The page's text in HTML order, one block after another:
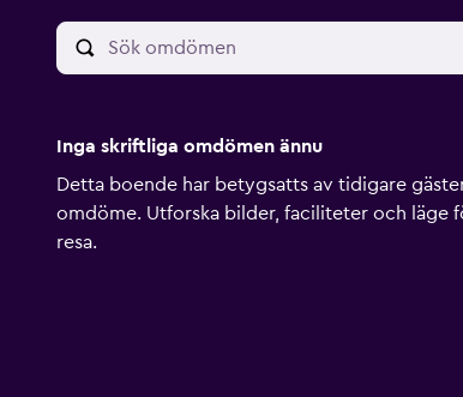
Inga skriftliga omdömen ännu
Detta boende har betygsatts av tidigare
omdöme. Utforska bilder, faciliteter och läge
resa.